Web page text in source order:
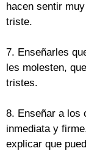
hacen sentir
triste.
7. Enseñarles
les molesten,
tristes.
8. Enseñar a los
inmediata y
explicar que